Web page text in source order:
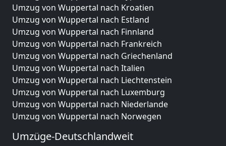
Umzug von Wuppertal nach Kroatien
Umzug von Wuppertal nach Estland
Umzug von Wuppertal nach Finnland
Umzug von Wuppertal nach Frankreich
Umzug von Wuppertal nach Griechenland
Umzug von Wuppertal nach Italien
Umzug von Wuppertal nach Liechtenstein
Umzug von Wuppertal nach Luxemburg
Umzug von Wuppertal nach Niederlande
Umzug von Wuppertal nach Norwegen
Umzüge-Deutschlandweit